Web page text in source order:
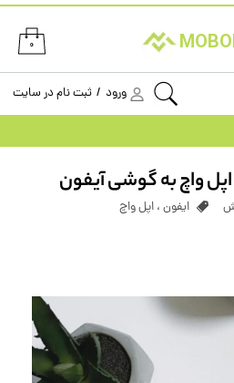
۰
ورود / ثبت نام در سایت
واچ به گوشی آیفون
ایفون ، اپل واچ